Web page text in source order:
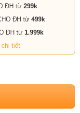
ĐH từ 299k
ĐH từ 499k
ĐH từ 1.999k
chi tiết